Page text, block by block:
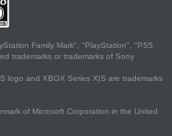
Family Mark", "PlayStation", "PS5
trademarks or trademarks of Sony
logo and XBOX Series X|S are trademarks
of Microsoft Corporation in the United